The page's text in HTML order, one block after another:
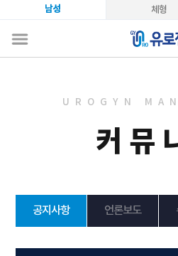
남성 체형
UROGYN
커뮤
공지사항 언론보도